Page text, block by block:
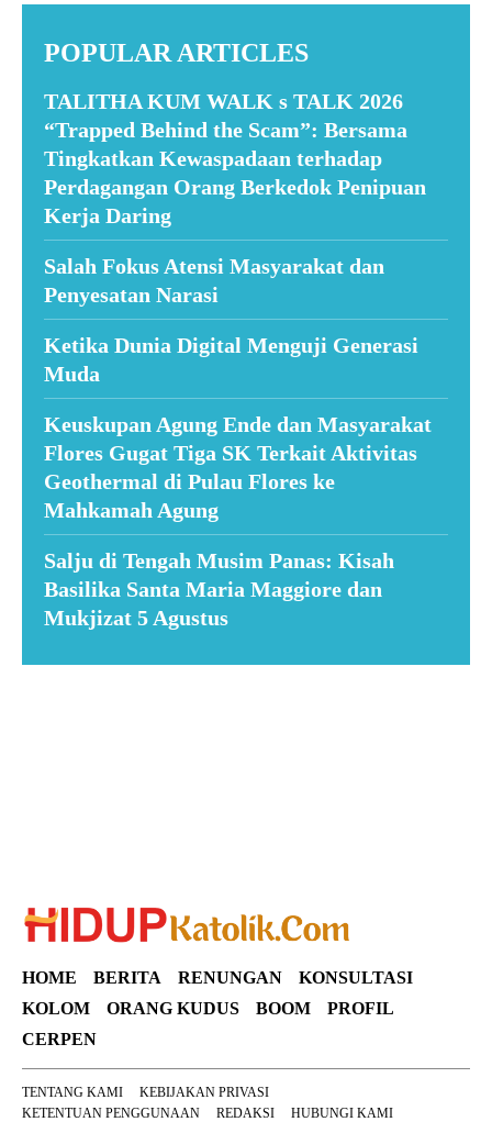
POPULAR ARTICLES
TALITHA KUM WALK s TALK 2026
“Trapped Behind the Scam”: Bersama
Tingkatkan Kewaspadaan terhadap
Perdagangan Orang Berkedok Penipuan
Kerja Daring
Salah Fokus Atensi Masyarakat dan
Penyesatan Narasi
Ketika Dunia Digital Menguji Generasi
Muda
Keuskupan Agung Ende dan Masyarakat
Flores Gugat Tiga SK Terkait Aktivitas
Geothermal di Pulau Flores ke
Mahkamah Agung
Salju di Tengah Musim Panas: Kisah
Basilika Santa Maria Maggiore dan
Mukjizat 5 Agustus
HOME BERITA RENUNGAN
KONSULTASI
KOLOM
ORANG KUDUS BOOM
PROFIL
CERPEN
TENTANG KAMI
KEBIJAKAN PRIVASI
KETENTUAN PENGGUNAAN
REDAKSI HUBUNGI KAMI